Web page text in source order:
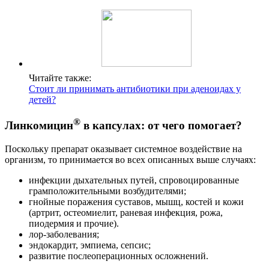
Читайте также:
Стоит ли принимать антибиотики при аденоидах у
детей?
Линкомицин® в капсулах: от чего помогает?
Поскольку препарат оказывает системное воздействие на
организм, то принимается во всех описанных выше случаях:
инфекции дыхательных путей, спровоцированные
грамположительными возбудителями;
гнойные поражения суставов, мышц, костей и кожи
(артрит, остеомиелит, раневая инфекция, рожа,
пиодермия и прочие).
лор-заболевания;
эндокардит, эмпиема, сепсис;
развитие послеоперационных осложнений.